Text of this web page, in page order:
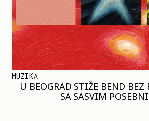
MUZIKA
U BEOGRAD STIŽE BEND
SA SASVIM